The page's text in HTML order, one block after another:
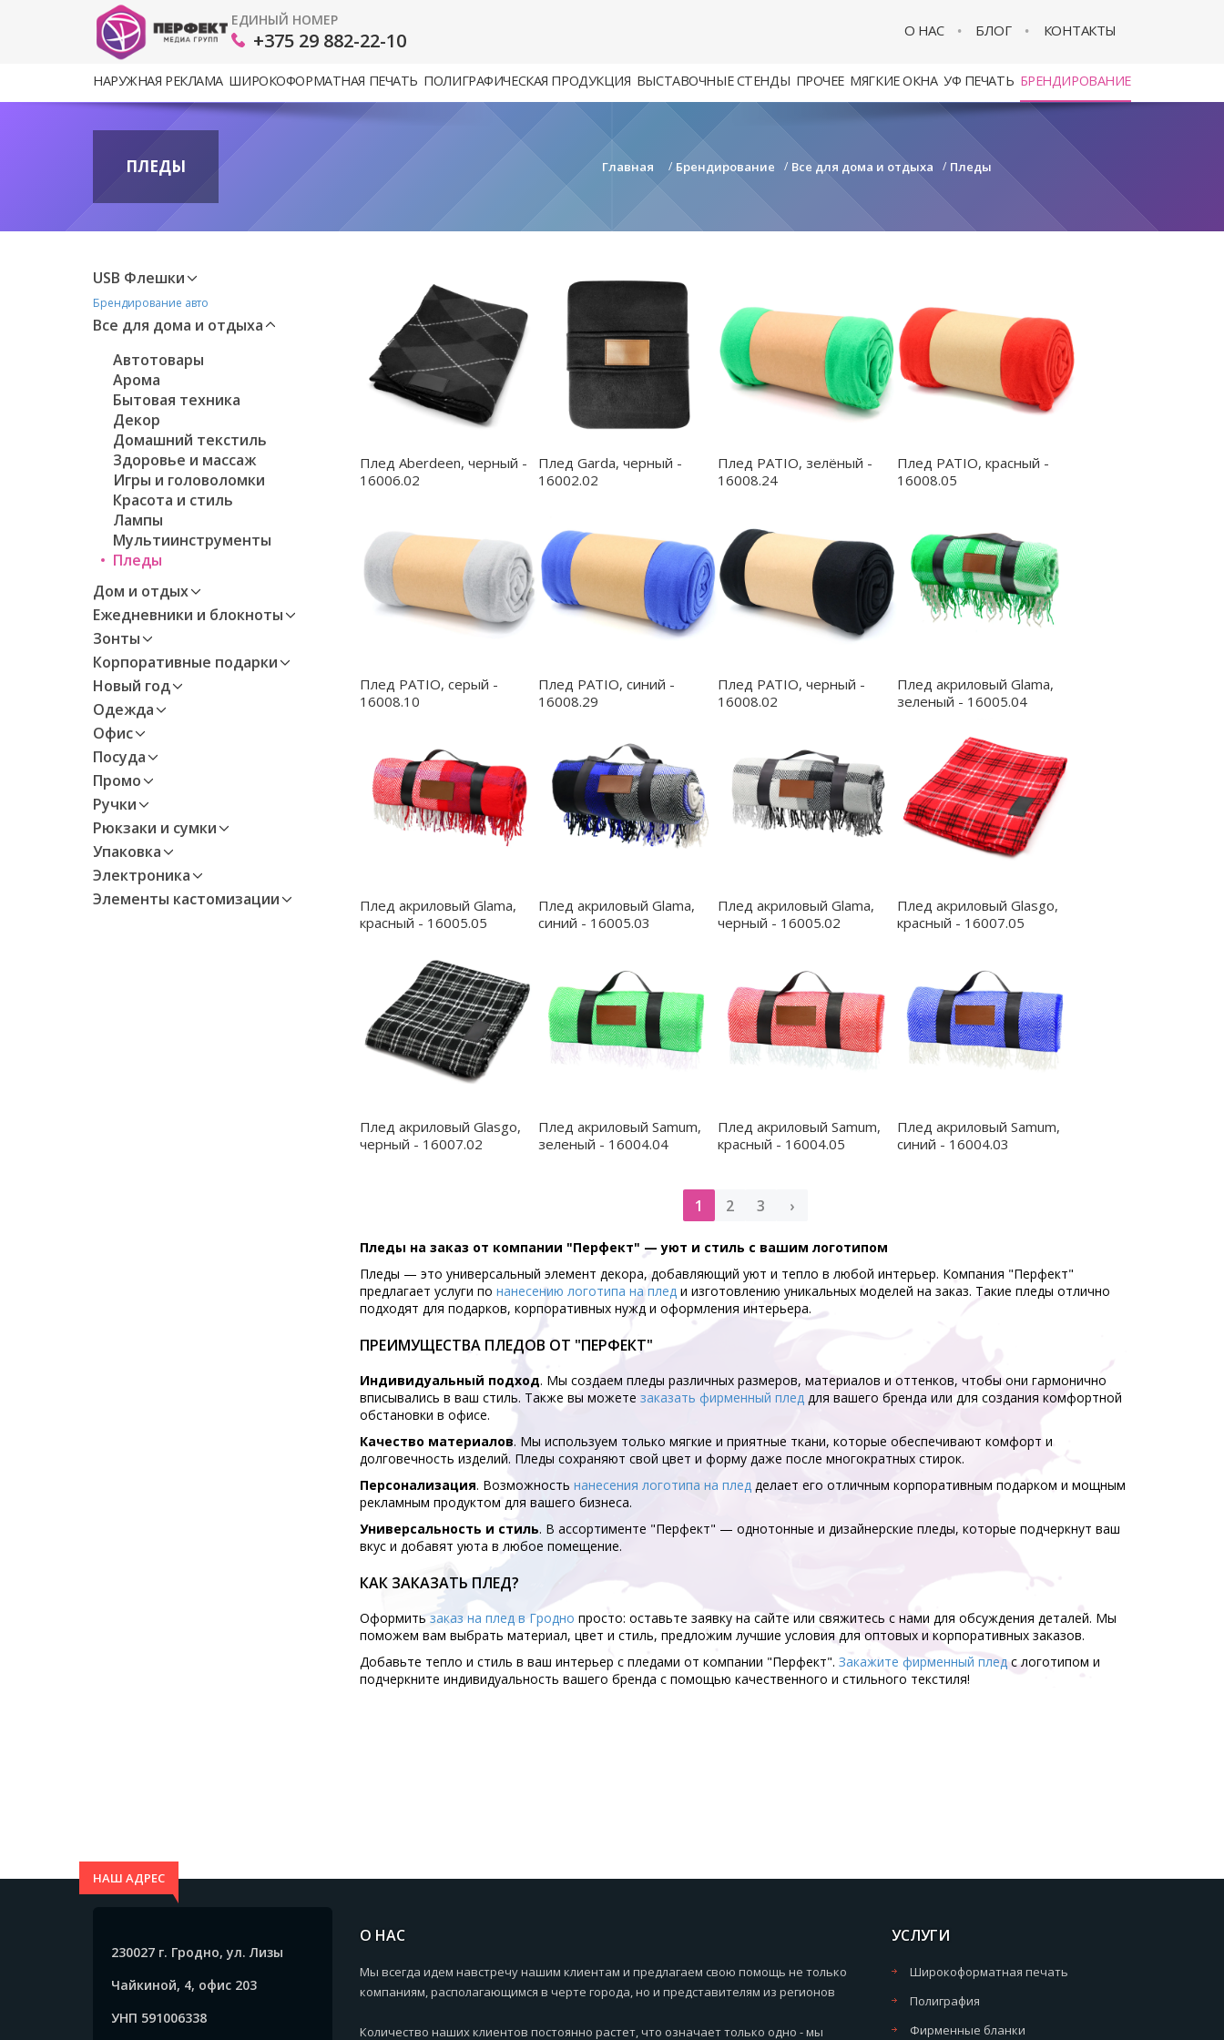
ЕДИНЫЙ НОМЕР
+375 29 882-22-10 О НАС БЛОГ КОНТАКТЫ
НАРУЖНАЯ РЕКЛАМА ШИРОКОФОРМАТНАЯ ПЕЧАТЬ ПОЛИГРАФИЧЕСКАЯ ПРОДУКЦИЯ ВЫСТАВОЧНЫЕ СТЕНДЫ ПРОЧЕЕ МЯГКИЕ ОКНА УФ ПЕЧАТЬ БРЕНДИРОВАНИЕ
ПЛЕДЫ Главная / Брендирование / Все для дома и отдыха / Пледы
USB Флешки
Брендирование авто
Все для дома и отдыха
Автотовары
Арома
Бытовая техника
Декор
Домашний текстиль
Здоровье и массаж
Игры и головоломки
Красота и стиль
Лампы
Мультиинструменты
Пледы
Дом и отдых
Ежедневники и блокноты
Зонты
Корпоративные подарки
Новый год
Одежда
Офис
Посуда
Промо
Ручки
Рюкзаки и сумки
Упаковка
Электроника
Элементы кастомизации
Плед Aberdeen, черный -
16006.02
Плед Garda, черный -
16002.02
Плед PATIO, зелёный -
16008.24
Плед PATIO, красный -
16008.05
Плед PATIO, серый -
16008.10
Плед PATIO, синий -
16008.29
Плед PATIO, черный -
16008.02
Плед акриловый Glama,
зеленый - 16005.04
Плед акриловый Glama,
красный - 16005.05
Плед акриловый Glama,
синий - 16005.03
Плед акриловый Glama,
черный - 16005.02
Плед акриловый Glasgo,
красный - 16007.05
Плед акриловый Glasgo,
черный - 16007.02
Плед акриловый Samum,
зеленый - 16004.04
Плед акриловый Samum,
красный - 16004.05
Плед акриловый Samum,
синий - 16004.03
1 2 3 ›
Пледы на заказ от компании "Перфект" — уют и стиль с вашим логотипом
Пледы — это универсальный элемент декора, добавляющий уют и тепло в любой интерьер. Компания "Перфект"
предлагает услуги по нанесению логотипа наплед и изготовлению уникальных моделей на заказ. Такие пледы отлично
подходят для подарков, корпоративных нужд и оформления интерьера.
ПРЕИМУЩЕСТВА ПЛЕДОВ ОТ "ПЕРФЕКТ"
Индивидуальный подход. Мы создаем пледы различных размеров, материалов и оттенков, чтобы они гармонично
вписывались в ваш стиль. Также вы можете заказать фирменный плед для вашего бренда или для создания комфортной
обстановки в офисе.
Качество материалов. Мы используем только мягкие и приятные ткани, которые обеспечивают комфорт и
долговечность изделий. Пледы сохраняют свой цвет и форму даже после многократных стирок.
Персонализация. Возможность нанесения логотипа на плед делает его отличным корпоративным подарком и мощным
рекламным продуктом для вашего бизнеса.
Универсальность и стиль. В ассортименте "Перфект" — однотонные и дизайнерские пледы, которые подчеркнут ваш
вкус и добавят уюта в любое помещение.
КАК ЗАКАЗАТЬ ПЛЕД?
Оформитьзаказна плед в Гродно просто: оставьте заявку на сайте или свяжитесь с нами для обсуждения деталей. Мы
поможем вам выбрать материал, цвет и стиль, предложим лучшие условия для оптовых и корпоративных заказов.
Добавьте тепло и стиль в ваш интерьер с пледами от компании "Перфект". Закажите фирменный плед с логотипом и
подчеркните индивидуальность вашего бренда с помощью качественного и стильного текстиля!
НАШ АДРЕС
230027 г. Гродно, ул. Лизы
Чайкиной, 4, офис 203
УНП 591006338
О НАС
Мы всегда идем навстречу нашим клиентам и предлагаем свою помощь не только
компаниям, располагающимся в черте города, но и представителям из регионов
Количество наших клиентов постоянно растет, что означает только одно - мы
УСЛУГИ
Широкоформатная печать
Полиграфия
Фирменные бланки